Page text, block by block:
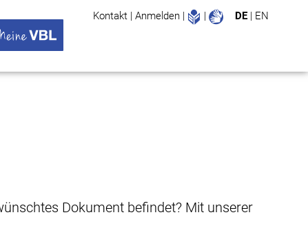
Kontakt | Anmelden | Leichte Sprache
| DE | EN
Dokument befindet? Mit unserer